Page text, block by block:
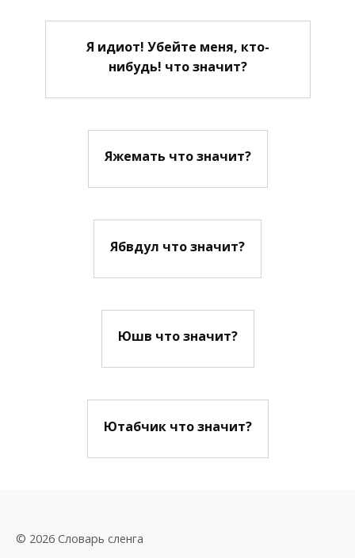
Я идиот! Убейте меня, кто-
нибудь! что значит?
Яжемать что значит?
Ябвдул что значит?
Юшв что значит?
Ютабчик что значит?
© 2026 Словарь сленга